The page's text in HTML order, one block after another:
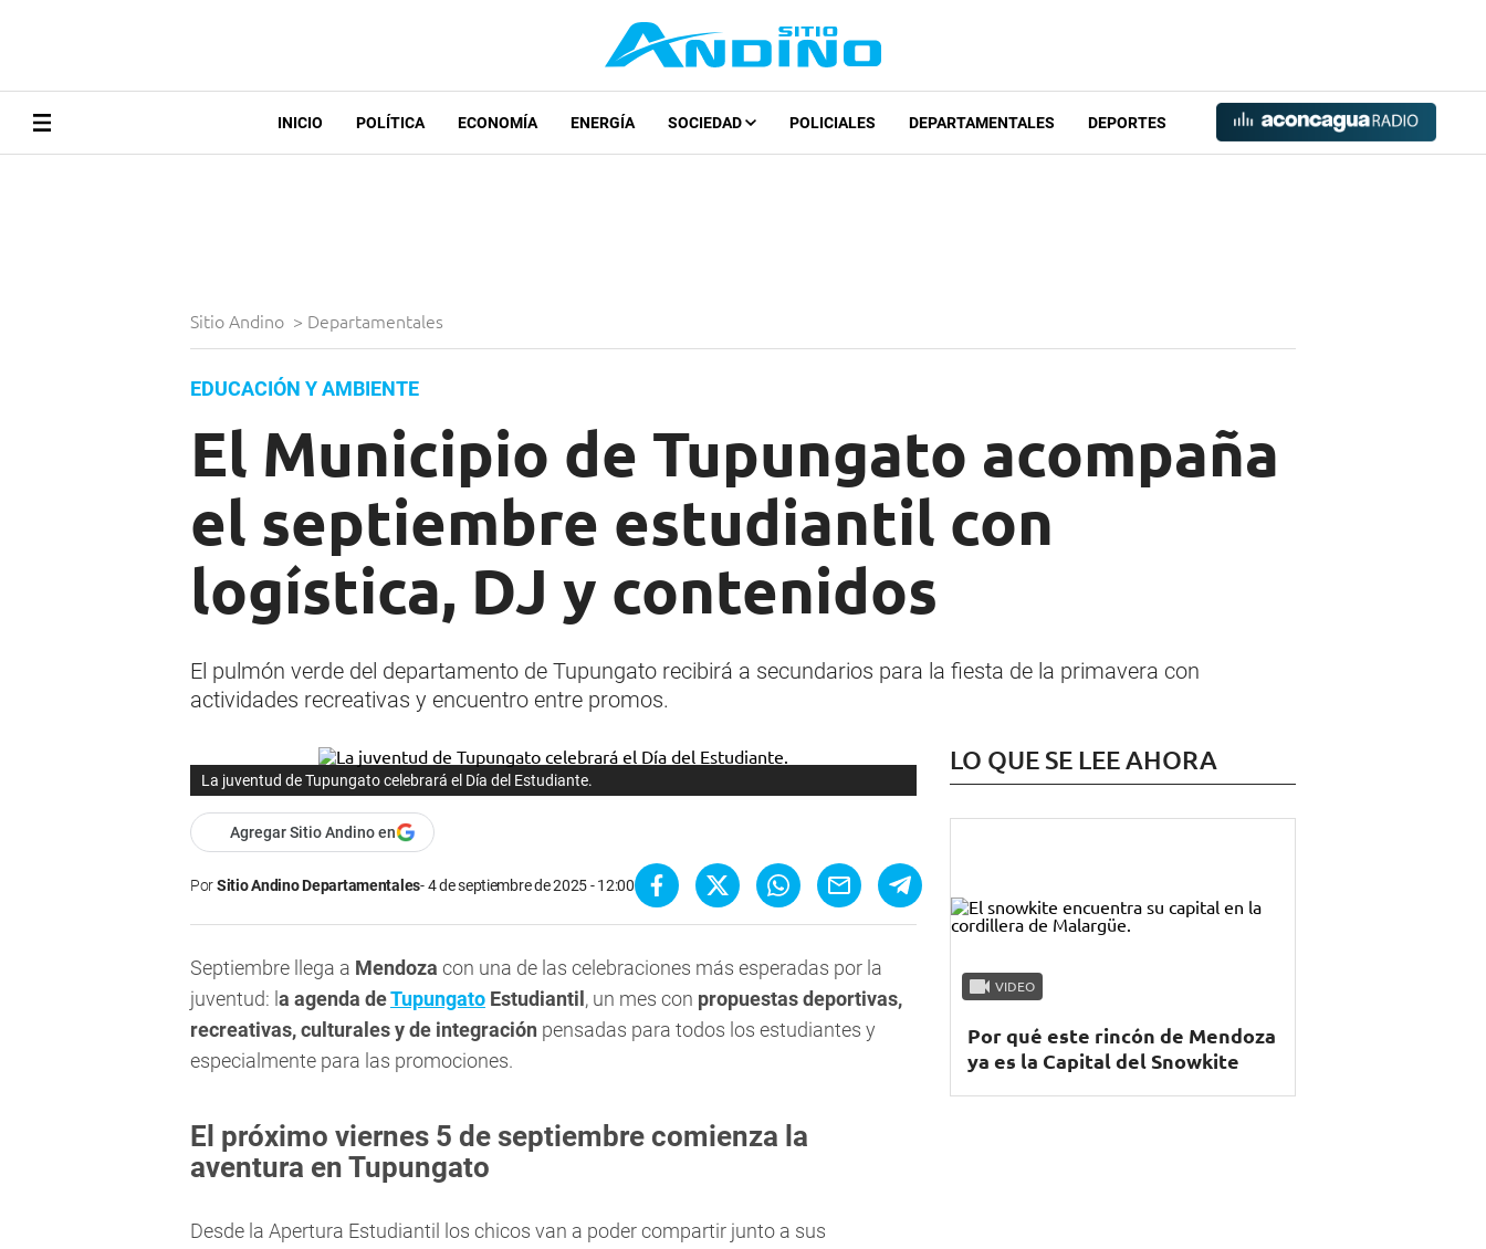
INICIO POLÍTICA ECONOMÍA ENERGÍA SOCIEDAD POLICIALES DEPARTAMENTALES DEPORTES
Sitio Andino > Departamentales
EDUCACIÓN Y AMBIENTE
El Municipio de Tupungato acompaña
el septiembre estudiantil con
logística, DJ y contenidos
El pulmón verde del departamento de Tupungato recibirá a secundarios para la fiesta de la primavera con
actividades recreativas y encuentro entre promos.
La juventud de Tupungato celebrará el Día del Estudiante.
Agregar Sitio Andino en
PorSitio Andino Departamentales 4 de septiembre de 2025 - 12:00
Septiembre llega a Mendoza con una de las celebraciones más esperadas por la
juventud: l a agenda deTupungato Estudiantil , un mes con propuestas deportivas,
recreativas, culturales y de integración pensadas para todos los estudiantes y
especialmente para las promociones.
El próximo viernes 5 de septiembre comienza la
aventura en Tupungato
Desde la Apertura Estudiantil los chicos van a poder compartir junto a sus
LO QUE SE LEE AHORA
VIDEO
Por qué este rincón de Mendoza
ya es la Capital del Snowkite